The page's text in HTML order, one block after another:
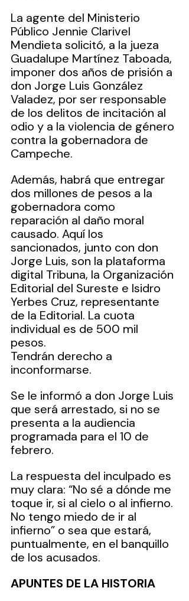
La agente del Ministerio
Público Jennie Clarivel
Mendieta solicitó, a la jueza
Guadalupe Martínez Taboada,
imponer dos años de prisión a
don Jorge Luis González
Valadez, por ser responsable
de los delitos de incitación al
odio y a la violencia de género
contra la gobernadora de
Campeche.
Además, habrá que entregar
dos millones de pesos a la
gobernadora como
reparación al daño moral
causado. Aquí los
sancionados, junto con don
Jorge Luis, son la plataforma
digital Tribuna, la Organización
Editorial del Sureste e Isidro
Yerbes Cruz, representante
de la Editorial. La cuota
individual es de 500 mil
pesos.
Tendrán derecho a
inconformarse.
Se le informó a don Jorge Luis
que será arrestado, si no se
presenta a la audiencia
programada para el 10 de
febrero.
La respuesta del inculpado es
muy clara: “No sé a dónde me
toque ir, si al cielo o al infierno.
No tengo miedo de ir al
infierno” o sea que estará,
puntualmente, en el banquillo
de los acusados.
APUNTES DE LA HISTORIA